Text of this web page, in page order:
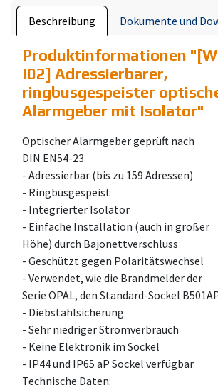
Beschreibung Dokumente und
Produktinformationen "
I02] Adressierbarer,
ringbusgespeister
Alarmgeber mit Isolator"
Optischer Alarmgeber geprüft nach
DIN EN54-23
- Adressierbar (bis zu 159 Adressen)
- Ringbusgespeist
- Integrierter Isolator
- Einfache Installation (auch in großer
Höhe) durch Bajonettverschluss
- Geschützt gegen Polaritätswechsel
- Verwendet, wie die Brandmelder der
Serie OPAL, den Standard-Sockel
- Diebstahlsicherung
- Sehr niedriger Stromverbrauch
- Keine Elektronik im Sockel
- IP44 und IP65 aP Sockel verfügbar
Technische Daten: